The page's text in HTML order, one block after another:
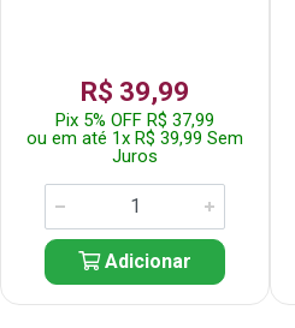
R$ 39,99
Pix 5% OFF R$ 37,99
ou em até 1x R$ 39,99 Sem
Juros
Adicionar